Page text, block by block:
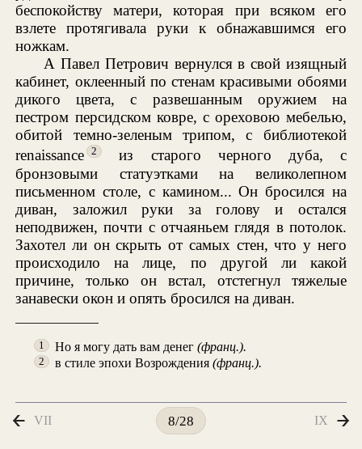
беспокойству матери, которая при всяком его
взлете протягивала руки к обнажавшимся его
ножкам.
А Павел Петрович вернулся в свой изящный
кабинет, оклеенный по стенам красивыми обоями
дикого цвета, с развешанным оружием на
пестром персидском ковре, с ореховою мебелью,
обитой темно-зеленым трипом, с библиотекой
renaissance
2
из старого черного дуба, с
бронзовыми статуэтками на великолепном
письменном столе, с камином... Он бросился на
диван, заложил руки за голову и остался
неподвижен, почти с отчаяньем глядя в потолок.
Захотел ли он скрыть от самых стен, что у него
происходило на лице, по другой ли какой
причине, только он встал, отстегнул тяжелые
занавески окон и опять бросился на диван.
1 Но я могу дать вам денег(франц.).
2 в стиле эпохи Возрождения(франц.).
VII 8/28 IX